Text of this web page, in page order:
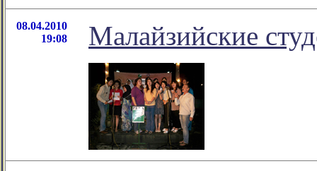
08.04.2010
19:08
Малайзийские